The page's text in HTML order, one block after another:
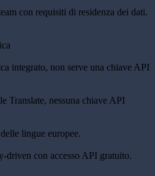
con requisiti di residenza dei dati.
integrato, non serve una chiave API
Translate, nessuna chiave API
lingue europee.
driven con accesso API gratuito.